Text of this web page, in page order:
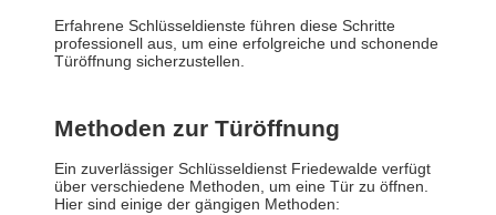
Erfahrene Schlüsseldienste führen diese Schritte
professionell aus, um eine erfolgreiche und schonende
Türöffnung sicherzustellen.
Methoden zur Türöffnung
Ein zuverlässiger Schlüsseldienst Friedewalde verfügt
über verschiedene Methoden, um eine Tür zu öffnen.
Hier sind einige der gängigen Methoden: